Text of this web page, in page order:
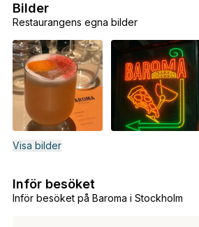
Restaurangens egna bilder
Bilder
Visa bilder
Inför besöket på Baroma i Stockholm
Inför besöket